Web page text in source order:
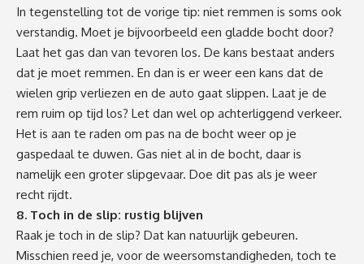
In tegenstelling tot de vorige tip: niet remmen is soms ook
verstandig. Moet je bijvoorbeeld een gladde bocht door?
Laat het gas dan van tevoren los. De kans bestaat anders
dat je moet remmen. En dan is er weer een kans dat de
wielen grip verliezen en de auto gaat slippen. Laat je de
rem ruim op tijd los? Let dan wel op achterliggend verkeer.
Het is aan te raden om pas na de bocht weer op je
gaspedaal te duwen. Gas niet al in de bocht, daar is
namelijk een groter slipgevaar. Doe dit pas als je weer
recht rijdt.
8. Toch in de slip: rustig blijven
Raak je toch in de slip? Dat kan natuurlijk gebeuren.
Misschien reed je, voor de weersomstandigheden, toch te